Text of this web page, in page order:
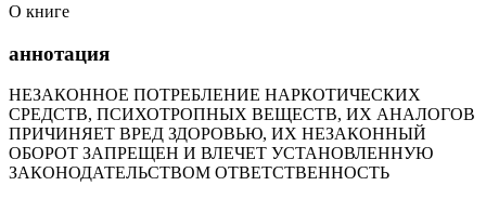
О книге
аннотация
НЕЗАКОННОЕ ПОТРЕБЛЕНИЕ НАРКОТИЧЕСКИХ
СРЕДСТВ, ПСИХОТРОПНЫХ ВЕЩЕСТВ, ИХ АНАЛОГОВ
ПРИЧИНЯЕТ ВРЕД ЗДОРОВЬЮ, ИХ НЕЗАКОННЫЙ
ОБОРОТ ЗАПРЕЩЕН И ВЛЕЧЕТ УСТАНОВЛЕННУЮ
ЗАКОНОДАТЕЛЬСТВОМ ОТВЕТСТВЕННОСТЬ